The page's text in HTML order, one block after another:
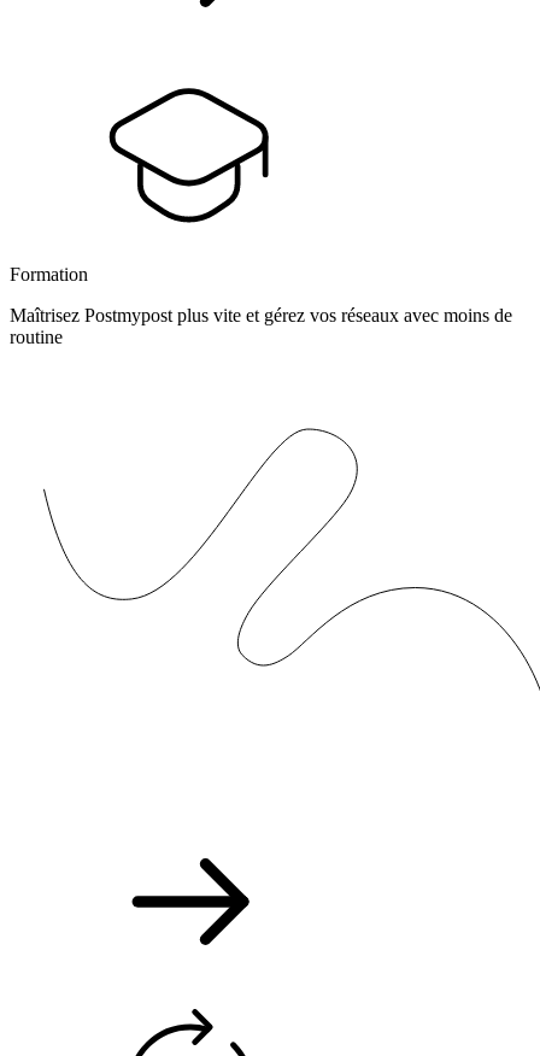
Formation
Maîtrisez Postmypost plus vite et gérez vos réseaux avec moins de
routine